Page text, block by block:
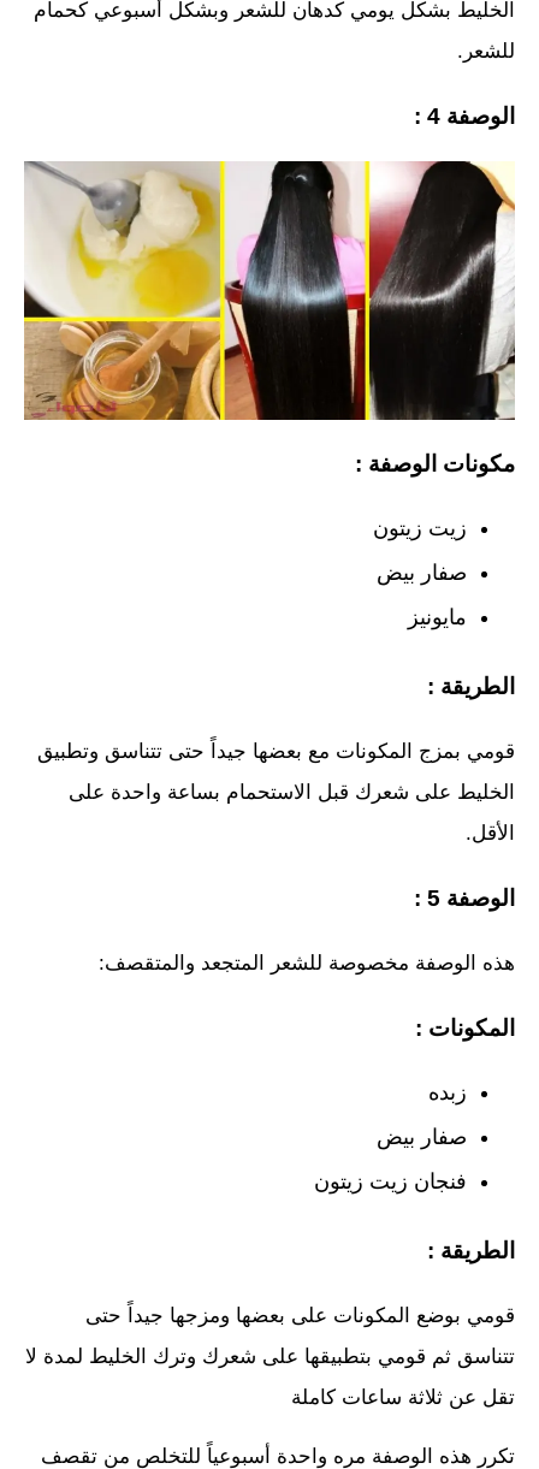
الخليط بشكل يومي كدهان للشعر وبشكل أسبوعي كحمام
للشعر.
الوصفة 4 :
مكونات الوصفة :
زيت زيتون
صفار بيض
مايونيز
الطريقة :
قومي بمزج المكونات مع بعضها جيداً حتى تتناسق وتطبيق
الخليط على شعرك قبل الاستحمام بساعة واحدة على
الأقل.
الوصفة 5 :
هذه الوصفة مخصوصة للشعر المتجعد والمتقصف:
المكونات :
زبده
صفار بيض
فنجان زيت زيتون
الطريقة :
قومي بوضع المكونات على بعضها ومزجها جيداً حتى
تتناسق ثم قومي بتطبيقها على شعرك وترك الخليط لمدة لا
تقل عن ثلاثة ساعات كاملة
تكرر هذه الوصفة مره واحدة أسبوعياً للتخلص من تقصف